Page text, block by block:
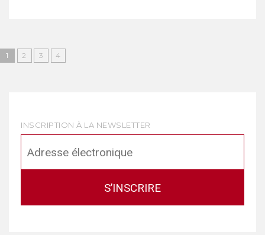
1 2 3 4
INSCRIPTION À LA NEWSLETTER